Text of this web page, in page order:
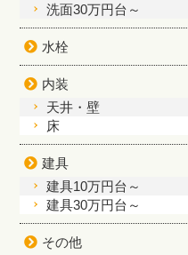
洗面30万円台～
水栓
内装
天井・壁
床
建具
建具10万円台～
建具30万円台～
その他